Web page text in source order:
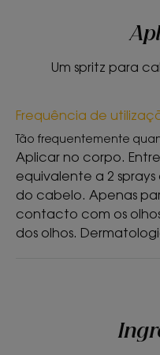
Textura
Óleo
Benefícios da textura
Óleo com uma textura
Um spritz para
Frequência de
Tão frequentemente
Aplicar no corpo.
equivalente a 2
do cabelo. Apenas
contacto com os
dos olhos.